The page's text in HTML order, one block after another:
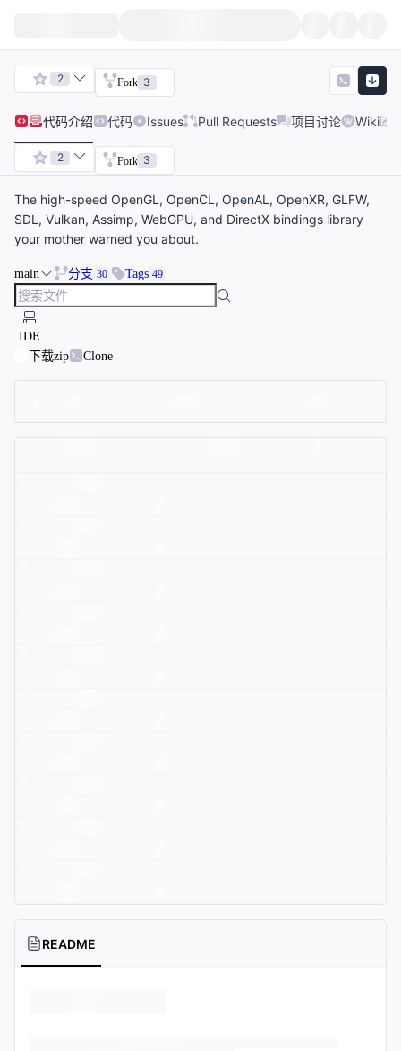
2 Fork 3
代码介绍 代码 Issues Pull Requests 项目讨论 Wiki
2 Fork 3
The high-speed OpenGL, OpenCL, OpenAL, OpenXR, GLFW,
SDL, Vulkan, Assimp, WebGPU, and DirectX bindings library
your mother warned you about.
main 分支 30 Tags 49
IDE
下载zip
Clone
README